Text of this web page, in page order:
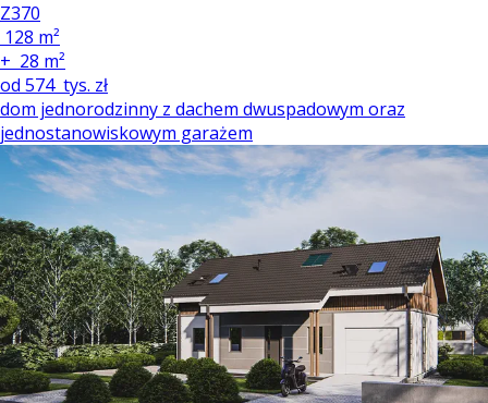
Z370
128 m²
+ 28 m²
od 574 tys. zł
dom jednorodzinny z dachem dwuspadowym oraz
jednostanowiskowym garażem